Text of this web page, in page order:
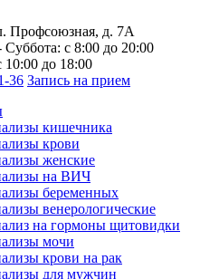
Профсоюзная, д. 7А
с 8:00 до 20:00
10:00 до 18:00
36 Запись на прием
кишечника
крови
женские
на ВИЧ
беременных
венерологические
на гормоны щитовидки
мочи
крови на рак
для мужчин